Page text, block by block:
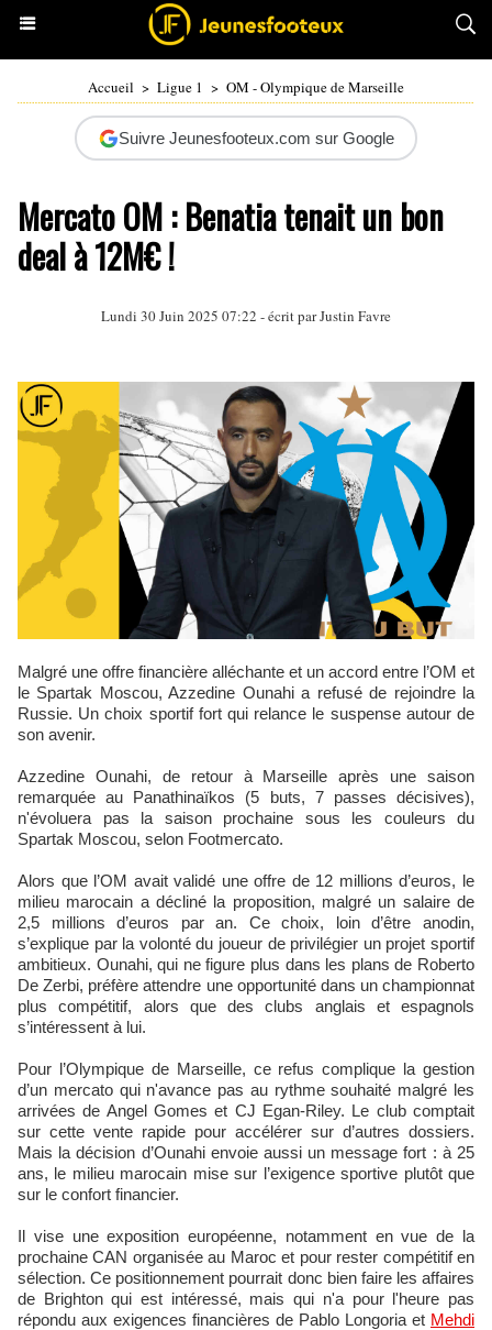
Accueil > Ligue 1 > OM - Olympique de Marseille
Suivre Jeunesfooteux.com sur Google
Mercato OM : Benatia tenait un bon
deal à 12M€ !
Lundi 30 Juin 2025 07:22 - écrit parJustin Favre
Malgré une offre financière alléchante et un accord entre l’OM et
le Spartak Moscou, Azzedine Ounahi a refusé de rejoindre la
Russie. Un choix sportif fort qui relance le suspense autour de
son avenir.
Azzedine Ounahi, de retour à Marseille après une saison
remarquée au Panathinaïkos (5 buts, 7 passes décisives),
n'évoluera pas la saison prochaine sous les couleurs du
Spartak Moscou, selon Footmercato.
Alors que l’OM avait validé une offre de 12 millions d’euros, le
milieu marocain a décliné la proposition, malgré un salaire de
2,5 millions d’euros par an. Ce choix, loin d’être anodin,
s’explique par la volonté du joueur de privilégier un projet sportif
ambitieux. Ounahi, qui ne figure plus dans les plans de Roberto
De Zerbi, préfère attendre une opportunité dans un championnat
plus compétitif, alors que des clubs anglais et espagnols
s’intéressent à lui.
Pour l’Olympique de Marseille, ce refus complique la gestion
d’un mercato qui n'avance pas au rythme souhaité malgré les
arrivées de Angel Gomes et CJ Egan-Riley. Le club comptait
sur cette vente rapide pour accélérer sur d’autres dossiers.
Mais la décision d’Ounahi envoie aussi un message fort : à 25
ans, le milieu marocain mise sur l’exigence sportive plutôt que
sur le confort financier.
Il vise une exposition européenne, notamment en vue de la
prochaine CAN organisée au Maroc et pour rester compétitif en
sélection. Ce positionnement pourrait donc bien faire les affaires
de Brighton qui est intéressé, mais qui n'a pour l'heure pas
répondu aux exigences financières de Pablo Longoria et Mehdi